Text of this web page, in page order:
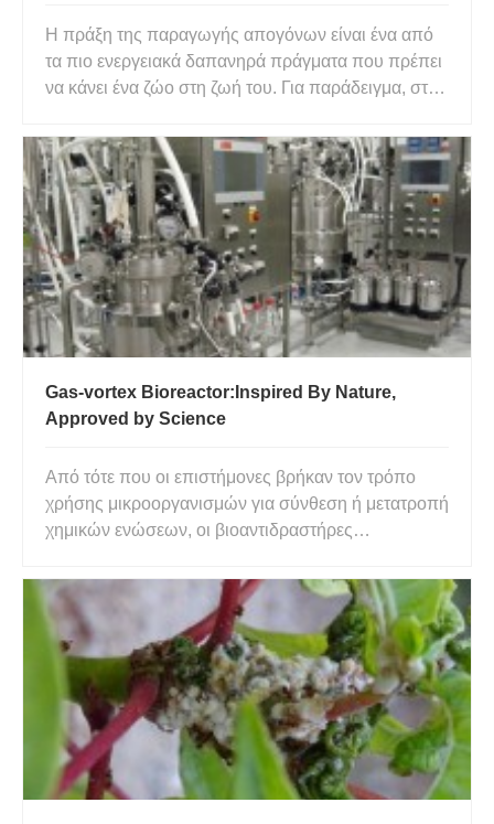
Η πράξη της παραγωγής απογόνων είναι ένα από
τα πιο ενεργειακά δαπανηρά πράγματα που πρέπει
να κάνει ένα ζώο στη ζωή του. Για παράδειγμα, στις
να ζυγίζει πάνω από το 1/3 της μάζας σώματος του
θηλυκού. Επομένως, είναι λογικό οι γονείς να
υπερασπίζονται ε
Gas-vortex Bioreactor:Inspired By Nature,
Approved by Science
Από τότε που οι επιστήμονες βρήκαν τον τρόπο
χρήσης μικροοργανισμών για σύνθεση ή μετατροπή
χημικών ενώσεων, οι βιοαντιδραστήρες
μηχανές με πολλές επιλογές για έλεγχο και
παρακολούθηση βιοδιαδικασιών. Οι
βιοαντιδραστήρες θα πρέπει να υποστηρίζουν τα
κύττα